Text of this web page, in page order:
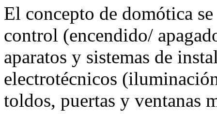
El concepto de domótica
control (encendido/
aparatos y sistemas de
electrotécnicos
toldos, puertas y ventanas